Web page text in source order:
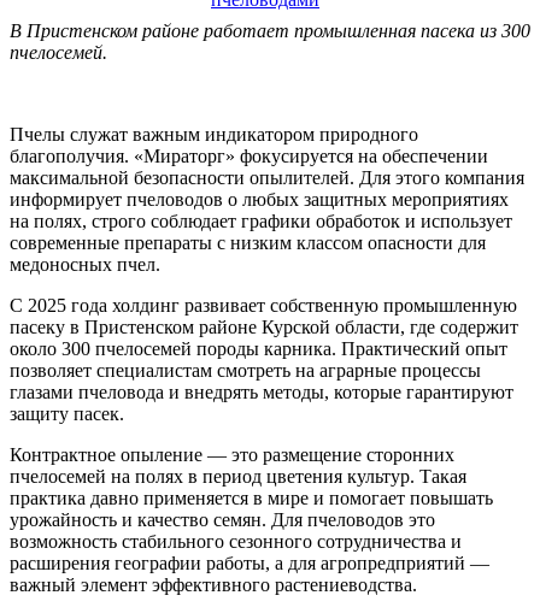
В Пристенском районе работает промышленная пасека из 300
пчелосемей.
Пчелы служат важным индикатором природного
благополучия. «Мираторг» фокусируется на обеспечении
максимальной безопасности опылителей. Для этого компания
информирует пчеловодов о любых защитных мероприятиях
на полях, строго соблюдает графики обработок и использует
современные препараты с низким классом опасности для
медоносных пчел.
С 2025 года холдинг развивает собственную промышленную
пасеку в Пристенском районе Курской области, где содержит
около 300 пчелосемей породы карника. Практический опыт
позволяет специалистам смотреть на аграрные процессы
глазами пчеловода и внедрять методы, которые гарантируют
защиту пасек.
Контрактное опыление — это размещение сторонних
пчелосемей на полях в период цветения культур. Такая
практика давно применяется в мире и помогает повышать
урожайность и качество семян. Для пчеловодов это
возможность стабильного сезонного сотрудничества и
расширения географии работы, а для агропредприятий —
важный элемент эффективного растениеводства.